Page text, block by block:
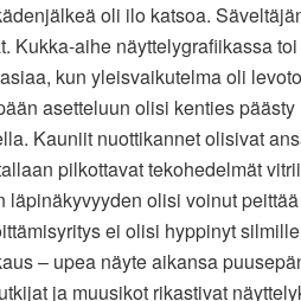
oli ilo katsoa.
Kukka-aihe näyttelygrafiikassa
kun yleisvaikutelma oli
asetteluun olisi kenties
Kauniit nuottikannet olisivat
pilkottavat tekohedelmät
läpinäkyvyyden olisi voinut
ei olisi hyppinyt
– upea näyte aikansa
ja muusikot rikastivat